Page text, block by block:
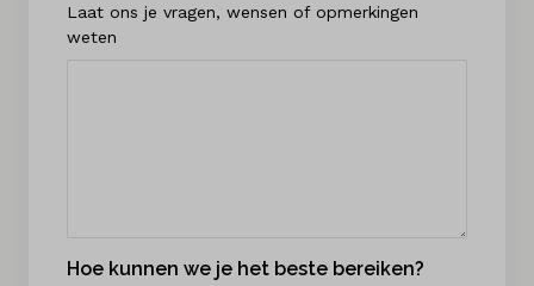
Laat ons je vragen, wensen of opmerkingen
weten
Hoe kunnen we je het beste bereiken?